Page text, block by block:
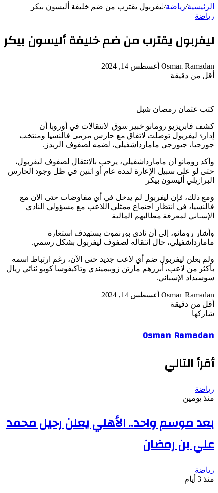
الرئيسية/رياضة/ليفربول يقترب من ضم خليفة أليسون بيكر
رياضة
ليفربول يقترب من ضم خليفة أليسون بيكر
Osman Ramadan أرسل
أغسطس 14, 2024
أقل من دقيقة
كتب عثمان رمضان شبل
كشف فابريزيو رومانو خبير سوق الانتقالات في أوروبا أن
إدارة ليفربول توصلت لاتفاق مع حارس مرمى فالنسيا ومنتخب
جورجيا، جيورجي مامارداشفيلي، لضمه لصفوف الريدز.
وأكد رومانو أن مامارداشفيلي، يرحب بالانتقال لصفوف ليفربول،
حتى لو على سبيل الإعارة لمدة عام أو اثنين في ظل وجود الحارس
البرازيلي أليسون بيكر.
ومع ذلك، فإن ليفربول لم يدخل في أي مفاوضات حتى الآن مع
فالنسيا، في انتظار اجتماع ممثلي اللاعب مع مسؤولي النادي
الإسباني لمعرفة مطالبهم المالية
وأشار رومانو، إلى أن نادي بورنموث يستهدف استعارة
مامارداشفيلي، حال انتقاله لصفوف ليفربول بشكل رسمي.
ولم يعلن ليفربول ضم أي لاعب جديد حتى الآن، رغم ارتباط اسمه
بأكثر من لاعب، أبرزهم مارتن زوبيميندي وتاكيفوسا كوبو ثنائي ريال
سوسيداد الإسباني.
Osman Ramadan أرسل
أغسطس 14, 2024
أقل من دقيقة
فيسبوك
‫X
لينكدإن
بينتيريست
‫Pocket
واتساب
تيلقرام
ڤايبر
لاين
شاركها
عبر
البريد
Osman Ramadan
أقرأ التالي
رياضة
منذ يومين
بعد موسم واحد.. الأهلي يعلن رحيل محمد
علي بن رمضان
رياضة
منذ 3 أيام